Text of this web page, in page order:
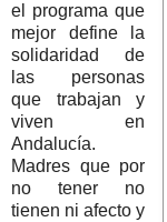
el programa que
mejor define la
solidaridad de
las personas
que trabajan y
viven en
Andalucía.
Madres que por
no tener no
tienen ni afecto y